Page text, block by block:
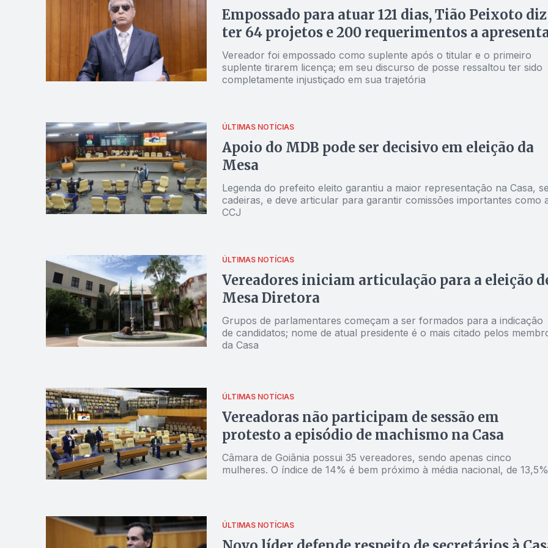
Empossado para atuar 121 dias, Tião Peixoto diz
ter 64 projetos e 200 requerimentos a
Vereador foi empossado como suplente após o titular e o primeiro
suplente tirarem licença; em seu discurso de posse ressaltou ter sido
completamente injustiçado em sua trajetória
ÚLTIMAS NOTÍCIAS
Apoio do MDB pode ser decisivo em eleição da
Mesa
Legenda do prefeito eleito garantiu a maior representação na Casa,
cadeiras, e deve articular para garantir comissões importantes como
CCJ
ÚLTIMAS NOTÍCIAS
Vereadores iniciam articulação para a eleição
Mesa Diretora
Grupos de parlamentares começam a ser formados para a indicação
de candidatos; nome de atual presidente é o mais citado pelos
da Casa
ÚLTIMAS NOTÍCIAS
Vereadoras não participam de sessão em
protesto a episódio de machismo na Casa
Câmara de Goiânia possui 35 vereadores, sendo apenas cinco
mulheres. O índice de 14% é bem próximo à média nacional, de 13,5%
ÚLTIMAS NOTÍCIAS